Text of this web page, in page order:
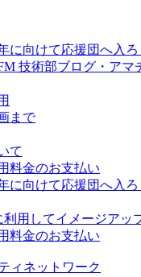
に向けて応援団へ入
技術部ブログ・アマ
まで
て
料金のお支払い
に向けて応援団へ入
用してイメージアッ
料金のお支払い
ィネットワーク